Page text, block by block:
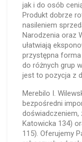
jak i do osób
Produkt dobrze
nasileniem
Narodzenia oraz
ułatwiają
przystępna
do różnych grup
jest to pozycja z
Merebilo I.
bezpośredni
doświadczeniem,
Katowicka 134)
115). Oferujemy